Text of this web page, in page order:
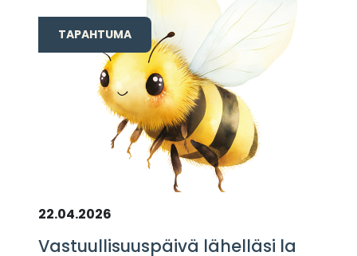
TAPAHTUMA
22.04.2026
Vastuullisuuspäivä lähelläsi la